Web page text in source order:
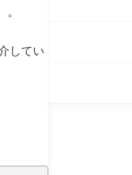
してい